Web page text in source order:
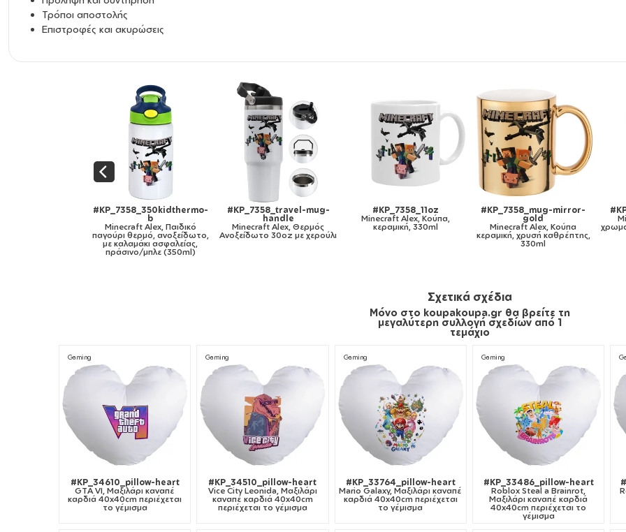
Τρόποι αποστολής
Επιστροφές και ακυρώσεις
mug-
30oz με χερούλι
#KP_7358_11oz
Minecraft Alex, Κούπα,
κεραμική, 330ml
#KP_7358_mug-mirror-
gold
Minecraft Alex, Κούπα
κεραμική, χρυσή καθρέπτης,
330ml
#KP_7358_11ozcBLACK
Minecraft Alex, Κούπα
χρωματιστή μαύρη, κεραμική,
#KP_7358_metaldouble
Minecraft Alex, Κούπα
Ανοξείδωτη διπλού
τοιχώματος 300ml
Σχετικά σχέδια
Μόνο στο koupakoupa.gr θα βρείτε τη
μεγαλύτερη συλλογή σχεδίων από 1
τεμάχιο
Gaming
#KP_34610_pillow-heart
GTA VI, Μαξιλάρι καναπέ
καρδιά 40x40cm περιέχεται
το γέμισμα
Gaming
#KP_34510_pillow-heart
Vice City Leonida, Μαξιλάρι
καναπέ καρδιά 40x40cm
περιέχεται το γέμισμα
Gaming
#KP_33764_pillow-heart
Mario Galaxy, Μαξιλάρι καναπέ
καρδιά 40x40cm περιέχεται
το γέμισμα
Gaming
#KP_33486_pillow-heart
Roblox Steal a Brainrot,
Μαξιλάρι καναπέ καρδιά
40x40cm περιέχεται το
γέμισμα